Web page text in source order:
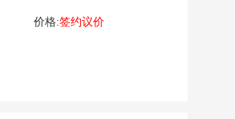
价格:签约议价